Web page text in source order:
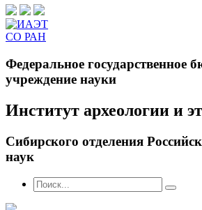
Федеральное государственное
учреждение науки
Институт археологии и
Сибирского отделения
наук